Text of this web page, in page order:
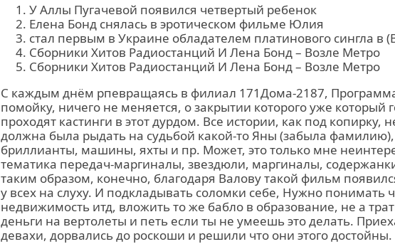
У Аллы Пугачевой появился четвертый ребенок
Елена Бонд снялась в эротическом фильме Юлия
стал первым в Украине обладателем платинового сингла в
Сборники Хитов Радиостанций И Лена Бонд – Возле Метро
Сборники Хитов Радиостанций И Лена Бонд – Возле Метро
С каждым днём рпевращаясь в филиал 171Дома-2187,
помойку, ничего не меняется, о закрытии которого уже который
проходят кастинги в этот дурдом. Все истории, как под копирку,
должна была рыдать на судьбой какой-то Яны (забыла
бриллианты, машины, яхты и пр. Может, это только мне
тематика передач-маргиналы, звездюли, маргиналы,
таким образом, конечно, благодаря Валову такой фильм
у всех на слуху. И подкладывать соломки себе, Нужно понимать
недвижимость итд, вложить то же бабло в образование, не а
деньги на вертолеты и петь если ты не умеешь это делать.
девахи, дорвались до роскоши и решили что они этого достойны.